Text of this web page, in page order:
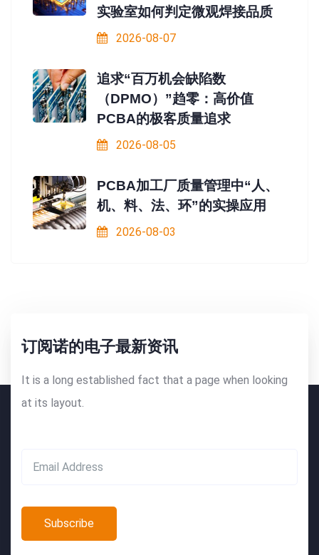
实验室如何判定微观焊接品质
2026-08-07
追求“百万机会缺陷数
（DPMO）”趋零：高价值
PCBA的极客质量追求
2026-08-05
PCBA加工厂质量管理中“人、
机、料、法、环”的实操应用
2026-08-03
订阅诺的电子最新资讯
It is a long established fact that a page when looking
at its layout.